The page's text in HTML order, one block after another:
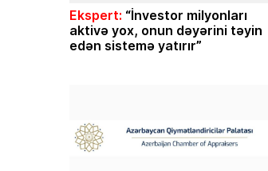
Ekspert: “İnvestor milyonları
aktivə yox, onun dəyərini təyin
edən sistemə yatırır”